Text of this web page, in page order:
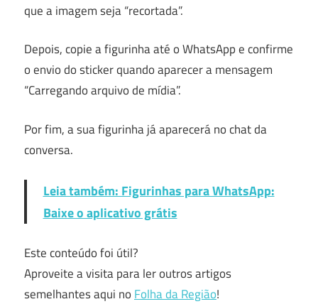
que a imagem seja “recortada”.
Depois, copie a figurinha até o WhatsApp e confirme
o envio do sticker quando aparecer a mensagem
“Carregando arquivo de mídia”.
Por fim, a sua figurinha já aparecerá no chat da
conversa.
Leia também: Figurinhas para WhatsApp:
Baixe o aplicativo grátis
Este conteúdo foi útil?
Aproveite a visita para ler outros artigos
semelhantes aqui no Folha da Região!